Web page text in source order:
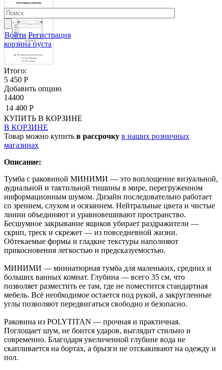
Войти Регистрация
корзина пуста
Итого:
5 450 Р
Добавить опцию
14400
14 400 Р
КУПИТЬ В КОРЗИНЕ
В КОРЗИНЕ
Товар можно купить в рассрочку в наших розничных
магазинах
Описание:
Тумба с раковиной МИНИМИ — это воплощение визуальной,
аудиальной и тактильной тишины в мире, перегруженном
информационным шумом. Дизайн последовательно работает
со зрением, слухом и осязанием. Нейтральные цвета и чистые
линии объединяют и уравновешивают пространство.
Бесшумное закрывание ящиков убирает раздражители —
скрип, треск и скрежет — из повседневной жизни.
Обтекаемые формы и гладкие текстуры наполняют
прикосновения легкостью и предсказуемостью.
МИНИМИ — миниатюрная тумба для маленьких, средних и
больших ванных комнат. Глубина — всего 35 см, что
позволяет разместить ее там, где не поместится стандартная
мебель. Всё необходимое остается под рукой, а закругленные
углы позволяют передвигаться свободно и безопасно.
Раковина из POLYTITAN — прочная и практичная.
Поглощает шум, не боится ударов, выглядит стильно и
современно. Благодаря увеличенной глубине вода не
скапливается на бортах, а брызги не отскакивают на одежду и
пол.